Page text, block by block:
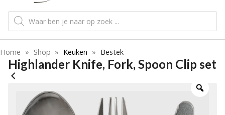
Producten
zoeken
Home » Shop » Keuken » Bestek
Highlander Knife, Fork, Spoon Clip set